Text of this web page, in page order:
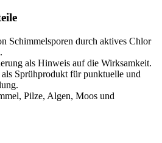
Schimmelsporen durch aktives Chlor
als Hinweis auf die Wirksamkeit.
Sprühprodukt für punktuelle und
Pilze, Algen, Moos und